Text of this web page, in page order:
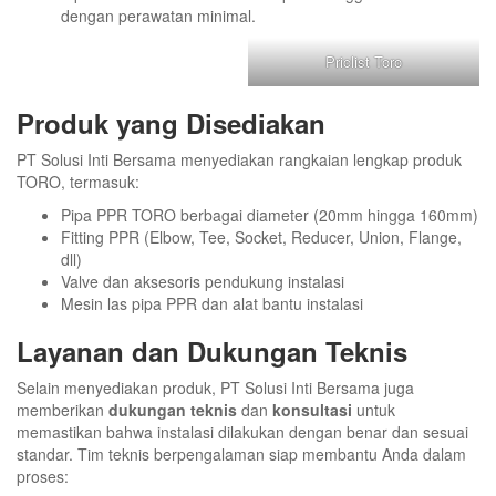
dengan perawatan minimal.
Priclist Toro
Produk yang Disediakan
PT Solusi Inti Bersama menyediakan rangkaian lengkap produk
TORO, termasuk:
Pipa PPR TORO berbagai diameter (20mm hingga 160mm)
Fitting PPR (Elbow, Tee, Socket, Reducer, Union, Flange,
dll)
Valve dan aksesoris pendukung instalasi
Mesin las pipa PPR dan alat bantu instalasi
Layanan dan Dukungan Teknis
Selain menyediakan produk, PT Solusi Inti Bersama juga
memberikan dukungan teknis dan konsultasi untuk
memastikan bahwa instalasi dilakukan dengan benar dan sesuai
standar. Tim teknis berpengalaman siap membantu Anda dalam
proses: